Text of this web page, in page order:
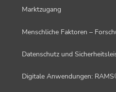
Marktzugang
Menschliche Faktoren –
Datenschutz und
Digitale Anwendungen: